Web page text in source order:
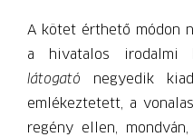
A kötet érthető módon
a hivatalos
látogató negyedik
emlékeztetett, a
regény ellen,